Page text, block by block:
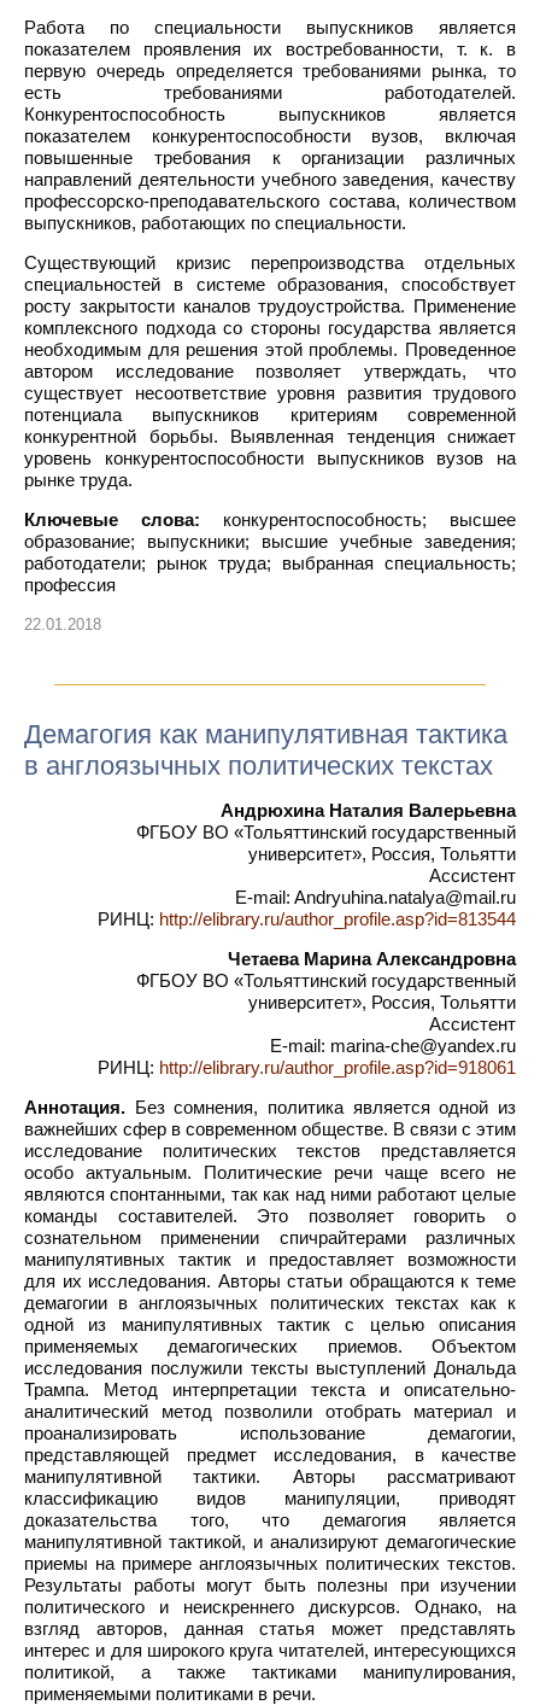
Работа по специальности выпускников является
показателем проявления их востребованности, т. к. в
первую очередь определяется требованиями рынка, то
есть требованиями работодателей.
Конкурентоспособность выпускников является
показателем конкурентоспособности вузов, включая
повышенные требования к организации различных
направлений деятельности учебного заведения, качеству
профессорско-преподавательского состава, количеством
выпускников, работающих по специальности.
Существующий кризис перепроизводства отдельных
специальностей в системе образования, способствует
росту закрытости каналов трудоустройства. Применение
комплексного подхода со стороны государства является
необходимым для решения этой проблемы. Проведенное
автором исследование позволяет утверждать, что
существует несоответствие уровня развития трудового
потенциала выпускников критериям современной
конкурентной борьбы. Выявленная тенденция снижает
уровень конкурентоспособности выпускников вузов на
рынке труда.
Ключевые слова: конкурентоспособность; высшее
образование; выпускники; высшие учебные заведения;
работодатели; рынок труда; выбранная специальность;
профессия
22.01.2018
Демагогия как манипулятивная тактика
в англоязычных политических текстах
Андрюхина Наталия Валерьевна
ФГБОУ ВО «Тольяттинский государственный
университет», Россия, Тольятти
Ассистент
E-mail: Andryuhina.natalya@mail.ru
РИНЦ: http://elibrary.ru/author_profile.asp?id=813544
Четаева Марина Александровна
ФГБОУ ВО «Тольяттинский государственный
университет», Россия, Тольятти
Ассистент
E-mail: marina-che@yandex.ru
РИНЦ: http://elibrary.ru/author_profile.asp?id=918061
Аннотация. Без сомнения, политика является одной из
важнейших сфер в современном обществе. В связи с этим
исследование политических текстов представляется
особо актуальным. Политические речи чаще всего не
являются спонтанными, так как над ними работают целые
команды составителей. Это позволяет говорить о
сознательном применении спичрайтерами различных
манипулятивных тактик и предоставляет возможности
для их исследования. Авторы статьи обращаются к теме
демагогии в англоязычных политических текстах как к
одной из манипулятивных тактик с целью описания
применяемых демагогических приемов. Объектом
исследования послужили тексты выступлений Дональда
Трампа. Метод интерпретации текста и описательно-
аналитический метод позволили отобрать материал и
проанализировать использование демагогии,
представляющей предмет исследования, в качестве
манипулятивной тактики. Авторы рассматривают
классификацию видов манипуляции, приводят
доказательства того, что демагогия является
манипулятивной тактикой, и анализируют демагогические
приемы на примере англоязычных политических текстов.
Результаты работы могут быть полезны при изучении
политического и неискреннего дискурсов. Однако, на
взгляд авторов, данная статья может представлять
интерес и для широкого круга читателей, интересующихся
политикой, а также тактиками манипулирования,
применяемыми политиками в речи.